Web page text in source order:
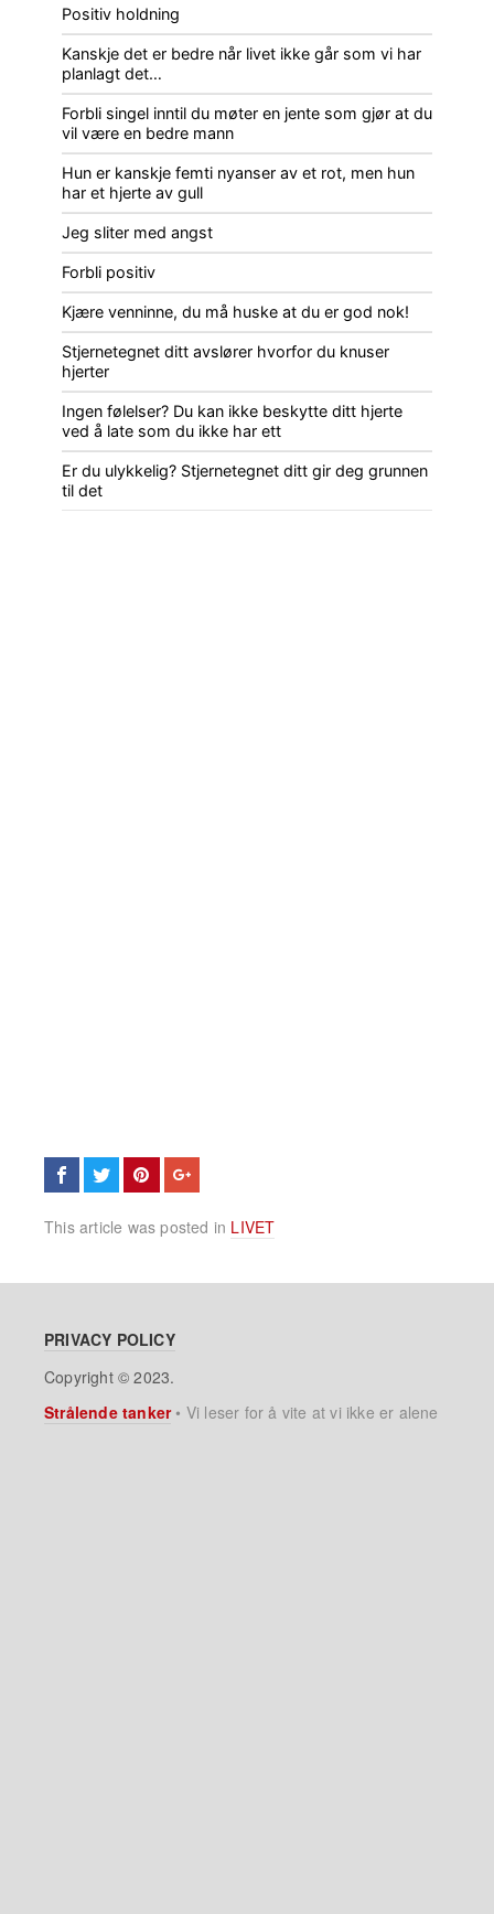
Positiv holdning
Kanskje det er bedre når livet ikke går som vi har
planlagt det…
Forbli singel inntil du møter en jente som gjør at du
vil være en bedre mann
Hun er kanskje femti nyanser av et rot, men hun
har et hjerte av gull
Jeg sliter med angst
Forbli positiv
Kjære venninne, du må huske at du er god nok!
Stjernetegnet ditt avslører hvorfor du knuser
hjerter
Ingen følelser? Du kan ikke beskytte ditt hjerte
ved å late som du ikke har ett
Er du ulykkelig? Stjernetegnet ditt gir deg grunnen
til det
This article was posted in LIVET
PRIVACY POLICY
Copyright © 2023.
Strålende tanker• Vi leser for å vite at vi ikke er alene